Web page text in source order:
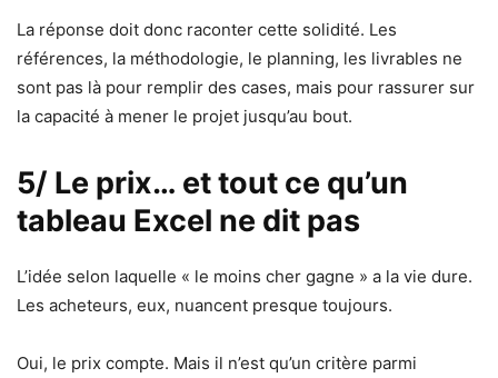
La réponse doit donc raconter cette solidité. Les
références, la méthodologie, le planning, les livrables ne
sont pas là pour remplir des cases, mais pour rassurer sur
la capacité à mener le projet jusqu’au bout.
5/ Le prix… et tout ce qu’un
tableau Excel ne dit pas
L’idée selon laquelle « le moins cher gagne » a la vie dure.
Les acheteurs, eux, nuancent presque toujours.
Oui, le prix compte. Mais il n’est qu’un critère parmi